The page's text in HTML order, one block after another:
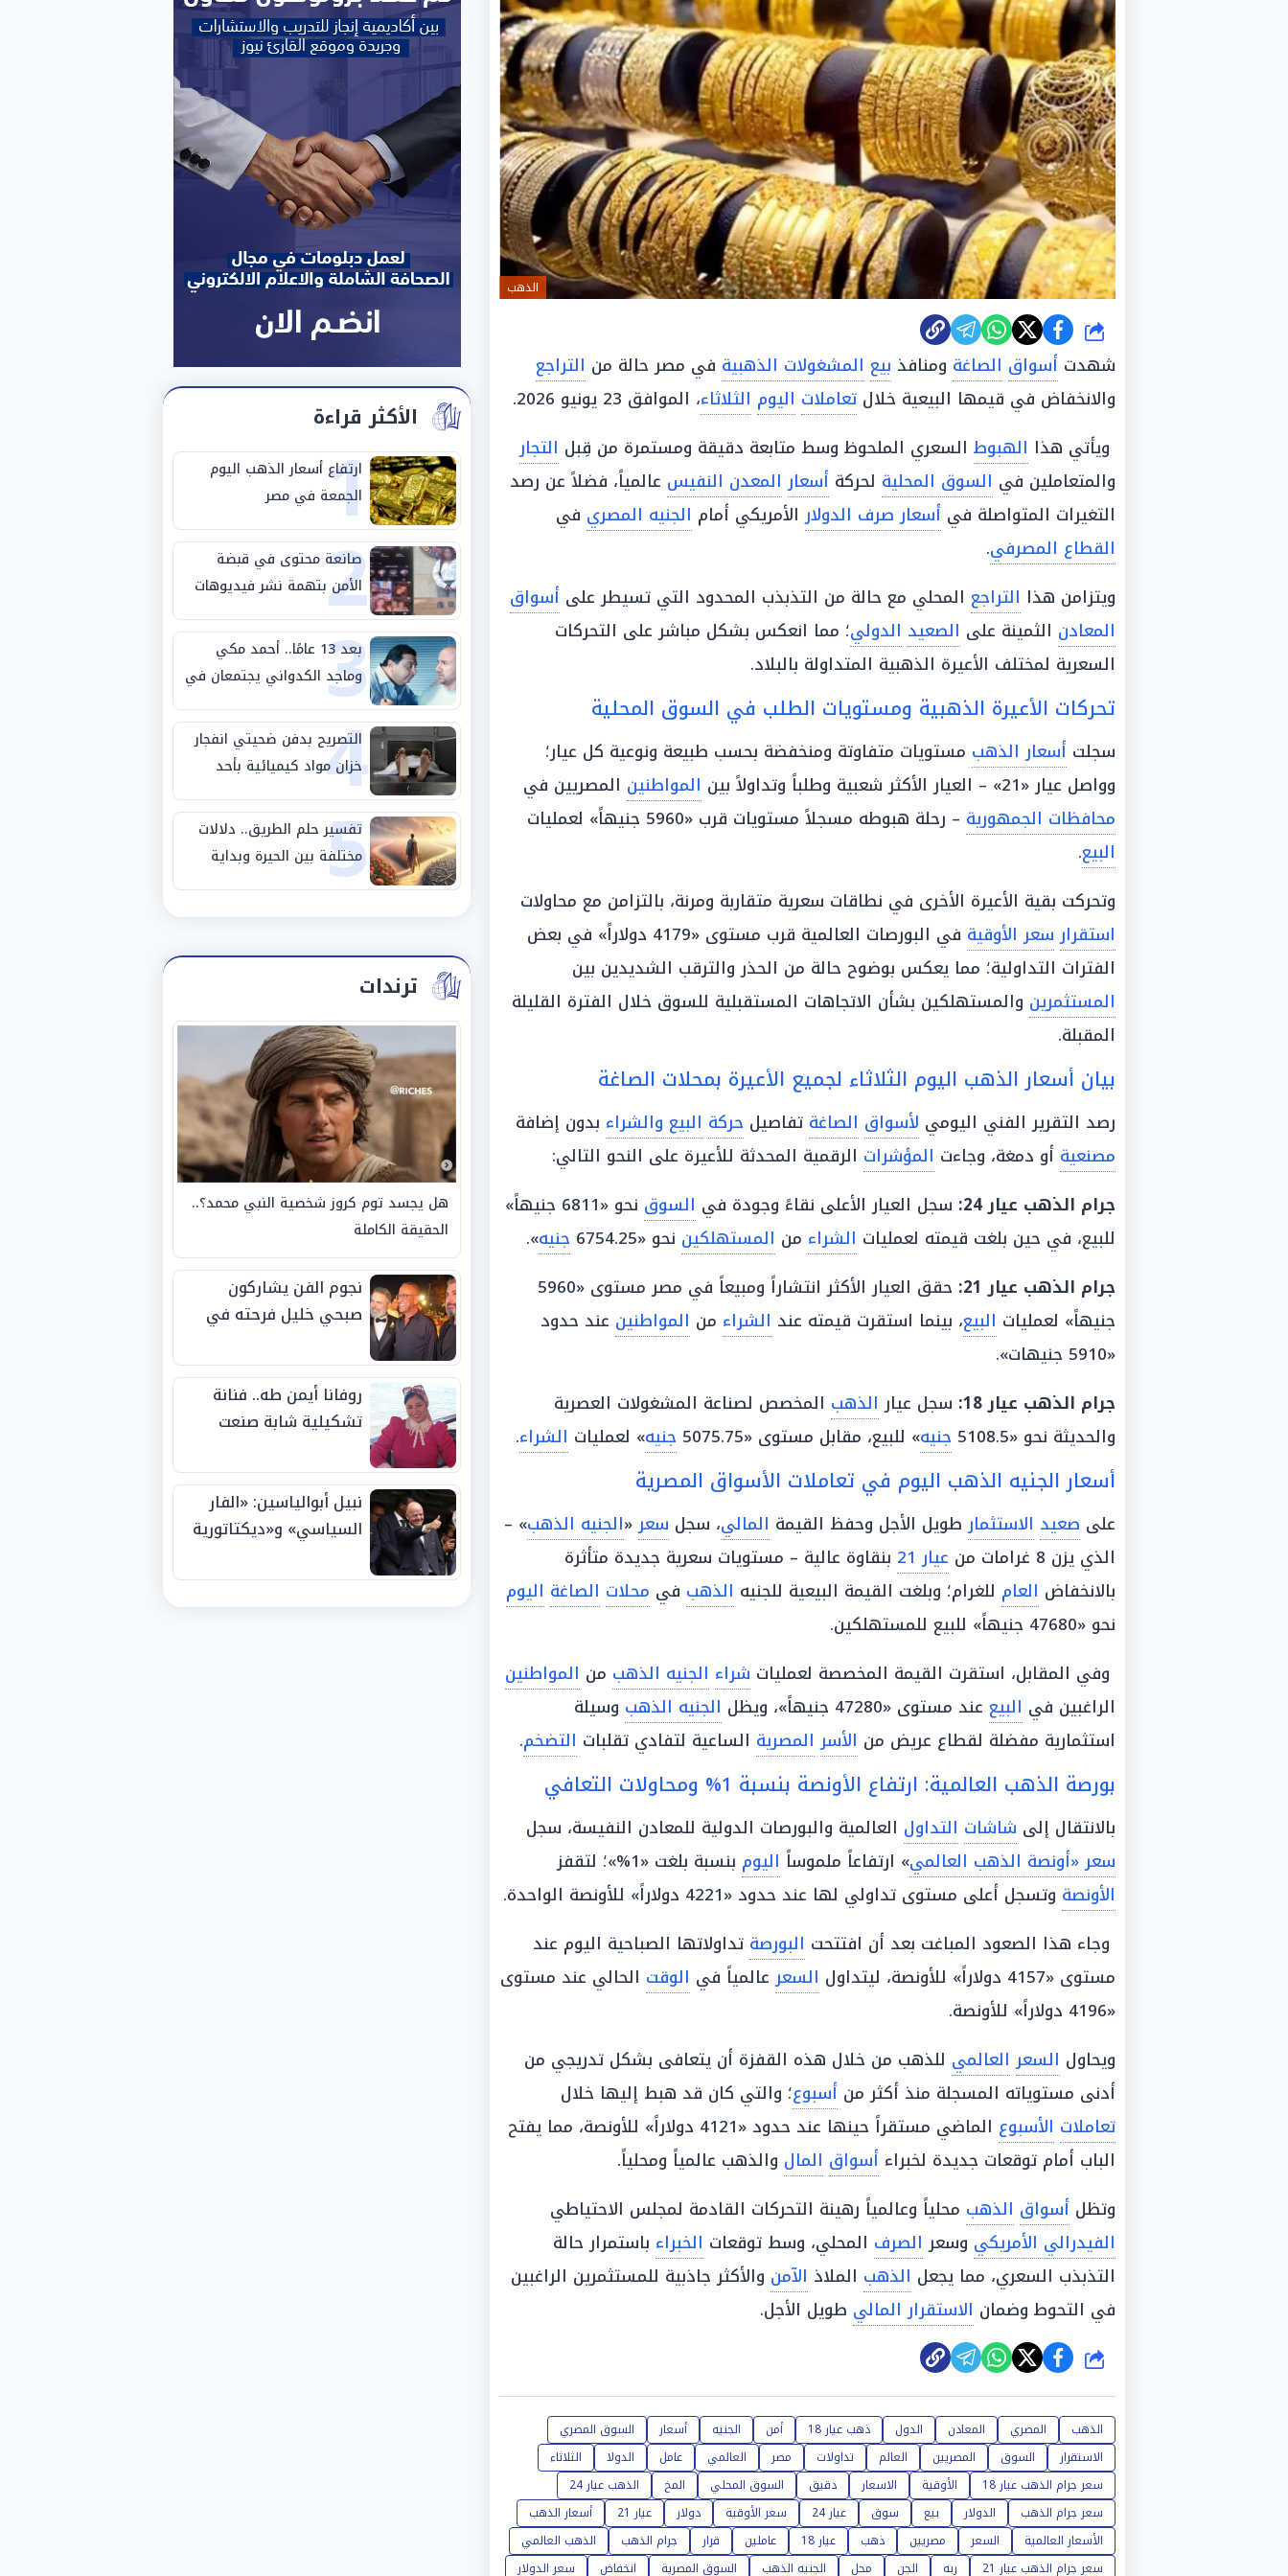
الذهب
شارك
شهدت أسواق الصاغة ومنافذ بيع المشغولات الذهبية في مصر حالة من التراجع
والانخفاض في قيمها البيعية خلال تعاملات اليوم الثلاثاء، الموافق 23 يونيو 2026.
ويأتي هذا الهبوط السعري الملحوظ وسط متابعة دقيقة ومستمرة من قِبل التجار
والمتعاملين في السوق المحلية لحركة أسعار المعدن النفيس عالمياً، فضلاً عن رصد
التغيرات المتواصلة في أسعار صرف الدولارالأمريكي أمام الجنيه المصري في
القطاع المصرفي.
ويتزامن هذا التراجع المحلي مع حالة من التذبذب المحدود التي تسيطر على أسواق
المعادن الثمينة على الصعيد الدولي؛ مما انعكس بشكل مباشر على التحركات
السعرية لمختلف الأعيرة الذهبية المتداولة بالبلاد.
تحركات الأعيرة الذهبية ومستويات الطلب في السوق المحلية
سجلت أسعار الذهب مستويات متفاوتة ومنخفضة بحسب طبيعة ونوعية كل عيار؛
وواصل عيار «21» – العيار الأكثر شعبية وطلباً وتداولاً بين
المواطنين المصريين في
محافظات الجمهورية – رحلة هبوطه مسجلاً مستويات قرب «5960 جنيهاً» لعمليات
البيع.
وتحركت بقية الأعيرة الأخرى في نطاقات سعرية متقاربة ومرنة، بالتزامن مع محاولات
استقرار سعر الأوقية
في البورصات العالمية قرب مستوى «4179 دولاراً» في بعض
الفترات التداولية؛ مما يعكس بوضوح حالة من الحذر والترقب الشديدين بين
المستثمرين والمستهلكين بشأن الاتجاهات المستقبلية للسوق خلال الفترة القليلة
المقبلة.
بيان أسعار الذهب اليوم الثلاثاء لجميع الأعيرة بمحلات الصاغة
رصد التقرير الفني اليومي لأسواق الصاغة تفاصيل حركة البيع والشراء بدون إضافة
مصنعية أو دمغة، وجاءت المؤشرات الرقمية المحدثة للأعيرة على النحو التالي:
جرام الذهب عيار 24 : سجل العيار الأعلى نقاءً وجودة في السوق
نحو «6811 جنيهاً»
للبيع، في حين بلغت قيمته لعمليات الشراء من المستهلكين نحو «6754.25 جنيه».
جرام الذهب عيار 21 :
حقق العيار الأكثر انتشاراً ومبيعاً في مصر مستوى «5960
جنيهاً» لعمليات البيع، بينما استقرت قيمته عند الشراء من المواطنين عند حدود
«5910 جنيهات».
جرام الذهب عيار 18 : سجل عيار الذهب المخصص لصناعة المشغولات العصرية
والحديثة نحو «5108.5
جنيه» للبيع، مقابل مستوى «5075.75 جنيه» لعمليات الشراء.
أسعار الجنيه الذهب اليوم في تعاملات الأسواق المصرية
على صعيد الاستثمارطويل الأجل وحفظ القيمة المالي، سجل سعر«الجنيه الذهب» –
الذي يزن 8 غرامات من
عيار 21
بنقاوة عالية – مستويات سعرية جديدة متأثرة
بالانخفاض العام للغرام؛ وبلغت القيمة البيعية للجنيه الذهب في محلات الصاغة اليوم
نحو «47680 جنيهاً» للبيع للمستهلكين.
وفي المقابل، استقرت القيمة المخصصة لعمليات شراء الجنيه الذهب من المواطنين
الراغبين في البيع عند مستوى «47280 جنيهاً»، ويظل الجنيه الذهب وسيلة
استثمارية مفضلة لقطاع عريض من الأسر المصرية الساعية لتفادي تقلبات التضخم.
بورصة الذهب العالمية: ارتفاع الأونصة بنسبة 1% ومحاولات التعافي
بالانتقال إلى شاشات التداول العالمية والبورصات الدولية للمعادن النفيسة، سجل
سعر «أونصة الذهب العالمي» ارتفاعاً ملموساً اليوم بنسبة بلغت «1%»؛ لتقفز
الأونصة وتسجل أعلى مستوى تداولي لها عند حدود «4221 دولاراً» للأونصة الواحدة.
وجاء هذا الصعود المباغت بعد أن افتتحت البورصة تداولاتها الصباحية اليوم عند
مستوى «4157 دولاراً» للأونصة، ليتداول
السعرعالمياً في الوقت الحالي عند مستوى
«4196 دولاراً» للأونصة.
ويحاول السعر العالمي للذهب من خلال هذه القفزة أن يتعافى بشكل تدريجي من
أدنى مستوياته المسجلة منذ أكثر من أسبوع؛ والتي كان قد هبط إليها خلال
تعاملات الأسبوع
الماضي مستقراً حينها عند حدود «4121 دولاراً» للأونصة، مما يفتح
الباب أمام توقعات جديدة لخبراء أسواق المال والذهب عالمياً ومحلياً.
وتظل أسواق الذهب محلياً وعالمياً رهينة التحركات القادمة لمجلس الاحتياطي
الفيدرالي الأمريكي وسعر الصرف المحلي، وسط توقعات الخبراء باستمرار حالة
التذبذب السعري، مما يجعل الذهب الملاذ الآمن والأكثر جاذبية للمستثمرين الراغبين
في التحوط وضمان الاستقرار المالي طويل الأجل.
شارك
الذهب المصري المعادن الدول ذهب عيار 18 أمن الجنيه أسعار
السوق المصري
الاستقرار
السوق المصريين العالم تداولات مصر العالمي عامل الدولا
الثلاثاء
سعر جرام الذهب عيار 18
الأوقية الاسعار دقيق السوق المحلي المخ
الذهب عيار 24
سعر جرام الذهب
الدولار بيع سوق عيار 24 سعر الأوقية دولار عيار 21
أسعار الذهب
الأسعار العالمية
السعر مصريين ذهب عيار 18 عاملين قرار جرام الذهب
الذهب العالمي
سعر جرام الذهب عيار 21
ربه الجن محل الجنيه الذهب السوق المصرية انخفاض سعر الدولار
الأكثر قراءة
1
ارتفاع أسعار الذهب اليوم
الجمعة في مصر
2
صانعة محتوى في قبضة
الأمن بتهمة نشر فيديوهات
خادشة للحياء
3 بعد 13 عامًا.. أحمد مكي
وماجد الكدواني يجتمعان في
«فرصة سعيدة»
4
التصريح بدفن ضحيتي انفجار
خزان مواد كيميائية بأحد
مصانع الفيوم
5
تفسير حلم الطريق.. دلالات
مختلفة بين الحيرة وبداية
مرحلة جديدة
ترندات
هل يجسد توم كروز شخصية النبي محمد؟..
الحقيقة الكاملة
نجوم الفن يشاركون
صبحي خليل فرحته في
روفانا أيمن طه.. فنانة
تشكيلية شابة صنعت
الجوائز منذ الصغر
نبيل أبوالياسين: «الفار
السياسي» و«ديكتاتورية
الفيفا».. وإقالة